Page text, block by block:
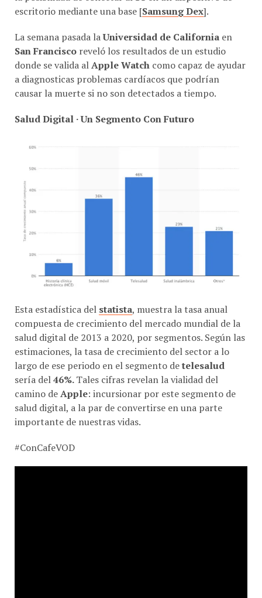
escritorio mediante una base [Samsung Dex].
La semana pasada la
Universidad de California
San Franciscoreveló los resultados de un estudio
donde se valida alApple Watchcomo capaz de ayudar
a diagnosticas problemas cardíacos que podrían
causar la muerte si no son detectados a tiempo.
Salud Digital · Un Segmento Con Futuro
Esta estadística del statista
, muestra la tasa anual
compuesta de crecimiento del mercado mundial de la
salud digital de 2013 a 2020, por segmentos. Según las
estimaciones, la tasa de crecimiento del sector a lo
largo de ese periodo en el segmento detelesalud
sería del46%.Tales cifras revelan la vialidad del
camino deApple: incursionar por este segmento de
salud digital, a la par de convertirse en una parte
importante de nuestras vidas.
#ConCafeVOD